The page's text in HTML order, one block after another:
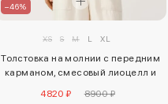
–46%
XS S M L XL
Толстовка на молнии с передним
карманом, смесовый лиоцелл и
4820 ₽ 8900 ₽